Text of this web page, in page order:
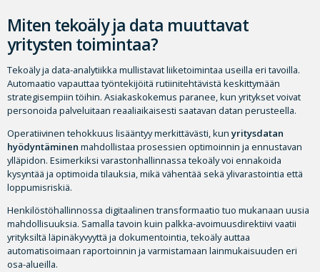
Miten tekoäly ja data muuttavat
yritysten toimintaa?
Tekoäly ja data-analytiikka mullistavat liiketoimintaa useilla eri tavoilla.
Automaatio vapauttaa työntekijöitä rutiinitehtävistä keskittymään
strategisempiin töihin. Asiakaskokemus paranee, kun yritykset voivat
personoida palveluitaan reaaliaikaisesti saatavan datan perusteella.
Operatiivinen tehokkuus lisääntyy merkittävästi, kunyritysdatan
hyödyntäminen mahdollistaa prosessien optimoinnin ja ennustavan
ylläpidon. Esimerkiksi varastonhallinnassa tekoäly voi ennakoida
kysyntää ja optimoida tilauksia, mikä vähentää sekä ylivarastointia että
loppumisriskiä.
Henkilöstöhallinnossa digitaalinen transformaatio tuo mukanaan uusia
mahdollisuuksia. Samalla tavoin kuin palkka-avoimuusdirektiivi vaatii
yrityksiltä läpinäkyvyyttä ja dokumentointia, tekoäly auttaa
automatisoimaan raportoinnin ja varmistamaan lainmukaisuuden eri
osa-alueilla.